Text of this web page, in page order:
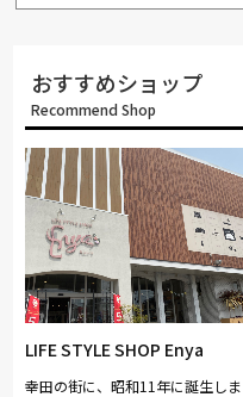
おすすめショップ
Recommend Shop
LIFE STYLE SHOP Enya
幸田の街に、昭和11年に誕生しま